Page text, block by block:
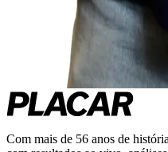
Com mais de 56 anos de